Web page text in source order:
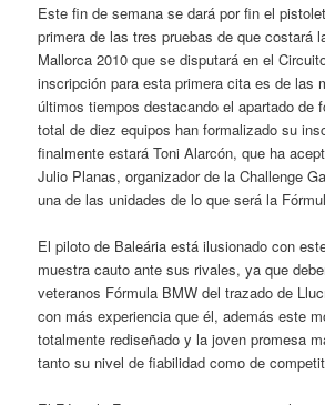
Este fin de semana se dará por fin el
primera de las tres pruebas de que costará
Mallorca 2010 que se disputará en el
inscripción para esta primera cita es de las
últimos tiempos destacando el apartado de
total de diez equipos han formalizado su
finalmente estará Toni Alarcón, que ha
Julio Planas, organizador de la Challenge
una de las unidades de lo que será la
El piloto de Baleária está ilusionado con
muestra cauto ante sus rivales, ya que
veteranos Fórmula BMW del trazado de
con más experiencia que él, además este
totalmente rediseñado y la joven promesa
tanto su nivel de fiabilidad como de